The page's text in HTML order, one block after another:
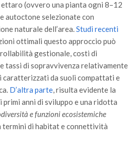
(ovvero una pianta ogni 8–12
autoctone selezionate con
naturale dell’area.Studi recenti
ottimali questo approccio può
gestionale, costi di
tassi di sopravvivenza relativamente
caratterizzati da suoli compattati e
D’altra parte, risulta evidente la
anni di sviluppo e una ridotta
e funzioni ecosistemiche
di habitat e connettività